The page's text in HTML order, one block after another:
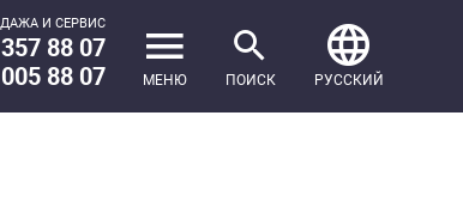
И СЕРВИС
88 07
88 07 МЕНЮ ПОИСК РУССКИЙ